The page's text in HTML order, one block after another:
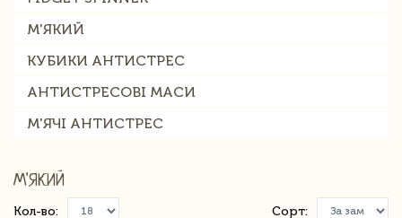
М'ЯКИЙ
КУБИКИ АНТИСТРЕС
АНТИСТРЕСОВІ МАСИ
М'ЯЧІ АНТИСТРЕС
М'ЯКИЙ
Кол-во: Сорт: